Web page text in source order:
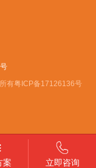
有粤ICP备17126136号
案 立即咨询